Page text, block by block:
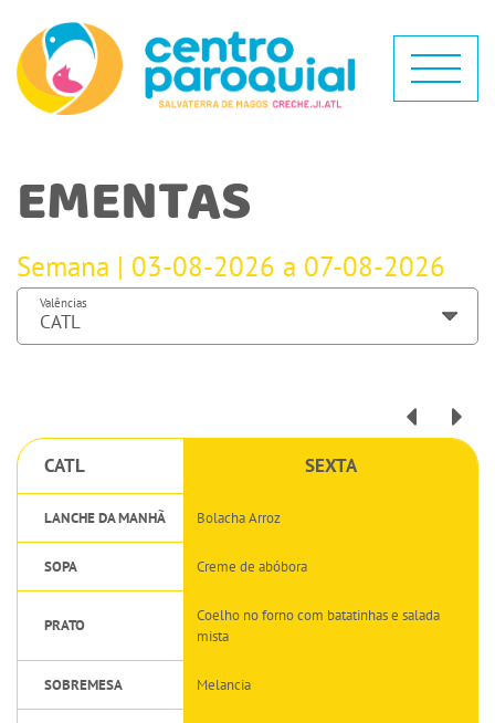
EMENTAS
Semana | 03-08-2026 a 07-08-2026
Valências
CATL SEXTA
LANCHE DA MANHÃ Bolacha Arroz
SOPA Creme de abóbora
PRATO
Coelho no forno com batatinhas e salada
mista
SOBREMESA Melancia